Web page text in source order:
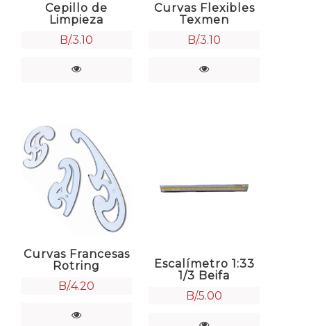
Cepillo de
Limpieza
B/.3.10
Curvas Flexibles
Texmen
B/.3.10
Curvas Francesas
Rotring
B/.4.20
Escalímetro 1:33
1/3 Beifa
B/.5.00